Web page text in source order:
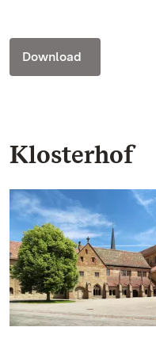
Download
Klosterhof